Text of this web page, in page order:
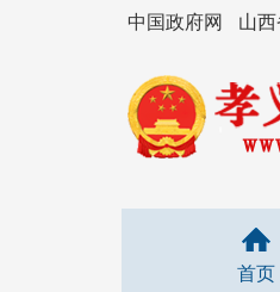
中国政府网 山
首页